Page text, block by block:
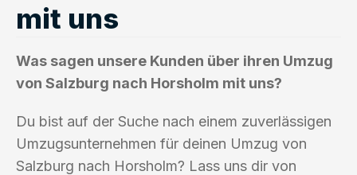
mit uns
Was sagen unsere Kunden über ihren Umzug
von Salzburg nach Horsholm mit uns?
Du bist auf der Suche nach einem zuverlässigen
Umzugsunternehmen für deinen Umzug von
Salzburg nach Horsholm? Lass uns dir von